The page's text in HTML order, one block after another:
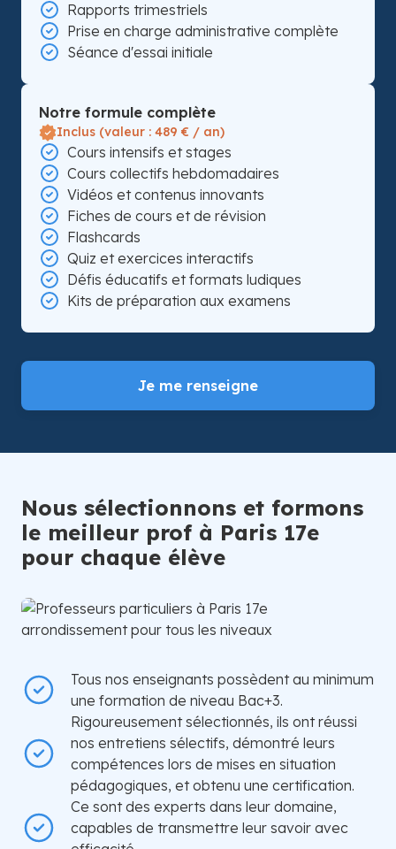
Rapports trimestriels
Prise en charge administrative complète
Séance d'essai initiale
Notre formule complète
Inclus (valeur : 489 € / an)
Cours intensifs et stages
Cours collectifs hebdomadaires
Vidéos et contenus innovants
Fiches de cours et de révision
Flashcards
Quiz et exercices interactifs
Défis éducatifs et formats ludiques
Kits de préparation aux examens
Je me renseigne
Nous sélectionnons et formons
le meilleur prof à Paris 17e
pour chaque élève
Tous nos enseignants possèdent au minimum
une formation de niveau Bac+3.
Rigoureusement sélectionnés, ils ont réussi
nos entretiens sélectifs, démontré leurs
compétences lors de mises en situation
pédagogiques, et obtenu une certification.
Ce sont des experts dans leur domaine,
capables de transmettre leur savoir avec